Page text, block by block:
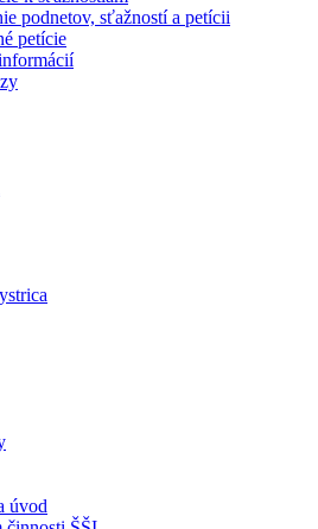
podnetov, sťažností a petícii
petície
úvod